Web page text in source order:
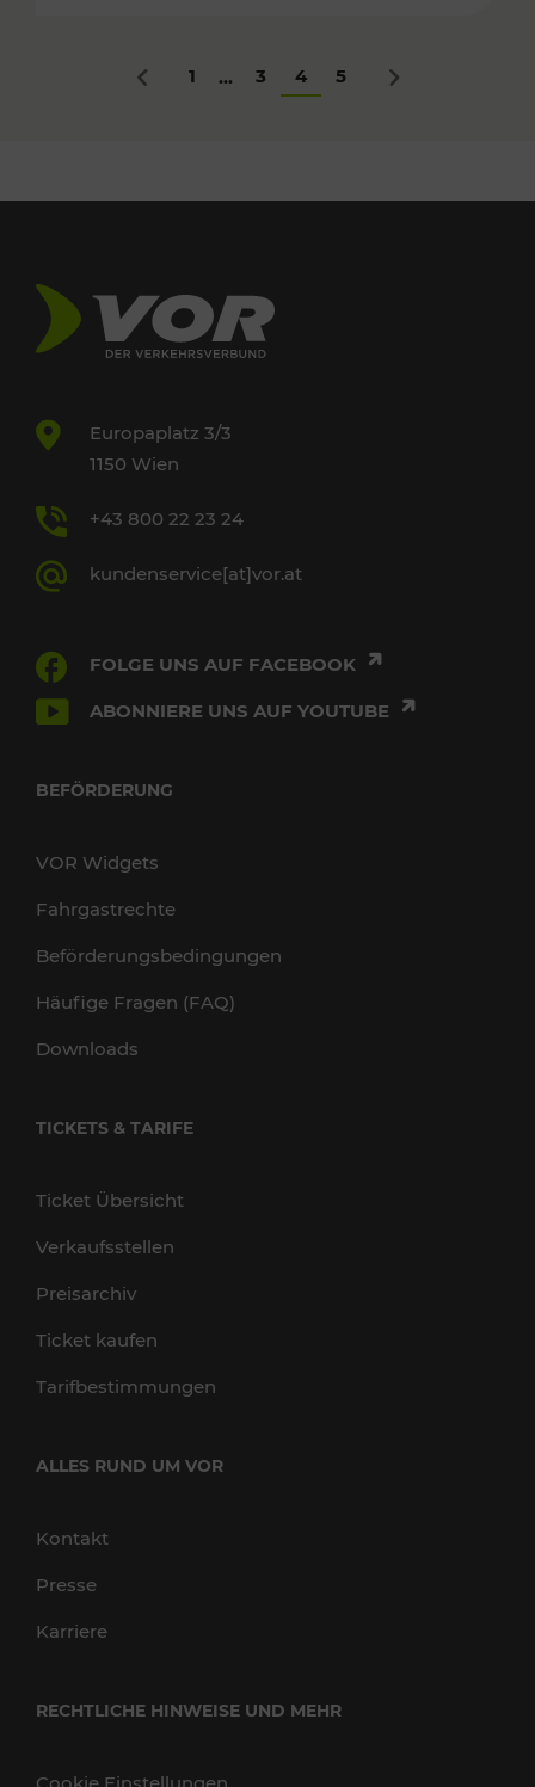
Zurück
1 ... 3 4 5 Nächstes
Europaplatz 3/3
1150 Wien
+43 800 22 23 24
kundenservice[at]vor.at
FOLGE UNS AUF FACEBOOK
ABONNIERE UNS AUF YOUTUBE
BEFÖRDERUNG
VOR Widgets
Fahrgastrechte
Beförderungsbedingungen
Häufige Fragen (FAQ)
Downloads
TICKETS & TARIFE
Ticket Übersicht
Verkaufsstellen
Preisarchiv
Ticket kaufen
Tarifbestimmungen
ALLES RUND UM VOR
Kontakt
Presse
Karriere
RECHTLICHE HINWEISE UND MEHR